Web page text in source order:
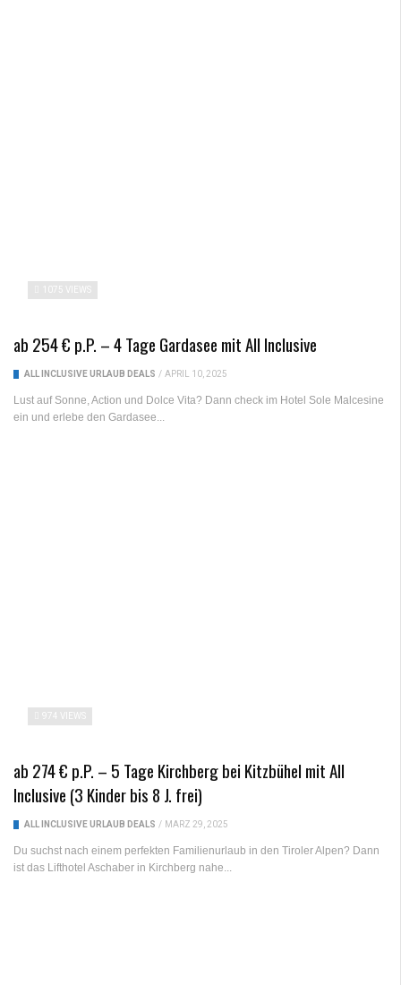
1075 VIEWS
ab 254 € p.P. – 4 Tage Gardasee mit All Inclusive
ALL INCLUSIVE URLAUB DEALS / APRIL 10, 2025
Lust auf Sonne, Action und Dolce Vita? Dann check im Hotel Sole Malcesine
ein und erlebe den Gardasee...
974 VIEWS
ab 274 € p.P. – 5 Tage Kirchberg bei Kitzbühel mit All
Inclusive (3 Kinder bis 8 J. frei)
ALL INCLUSIVE URLAUB DEALS / MÄRZ 29, 2025
Du suchst nach einem perfekten Familienurlaub in den Tiroler Alpen? Dann
ist das Lifthotel Aschaber in Kirchberg nahe...